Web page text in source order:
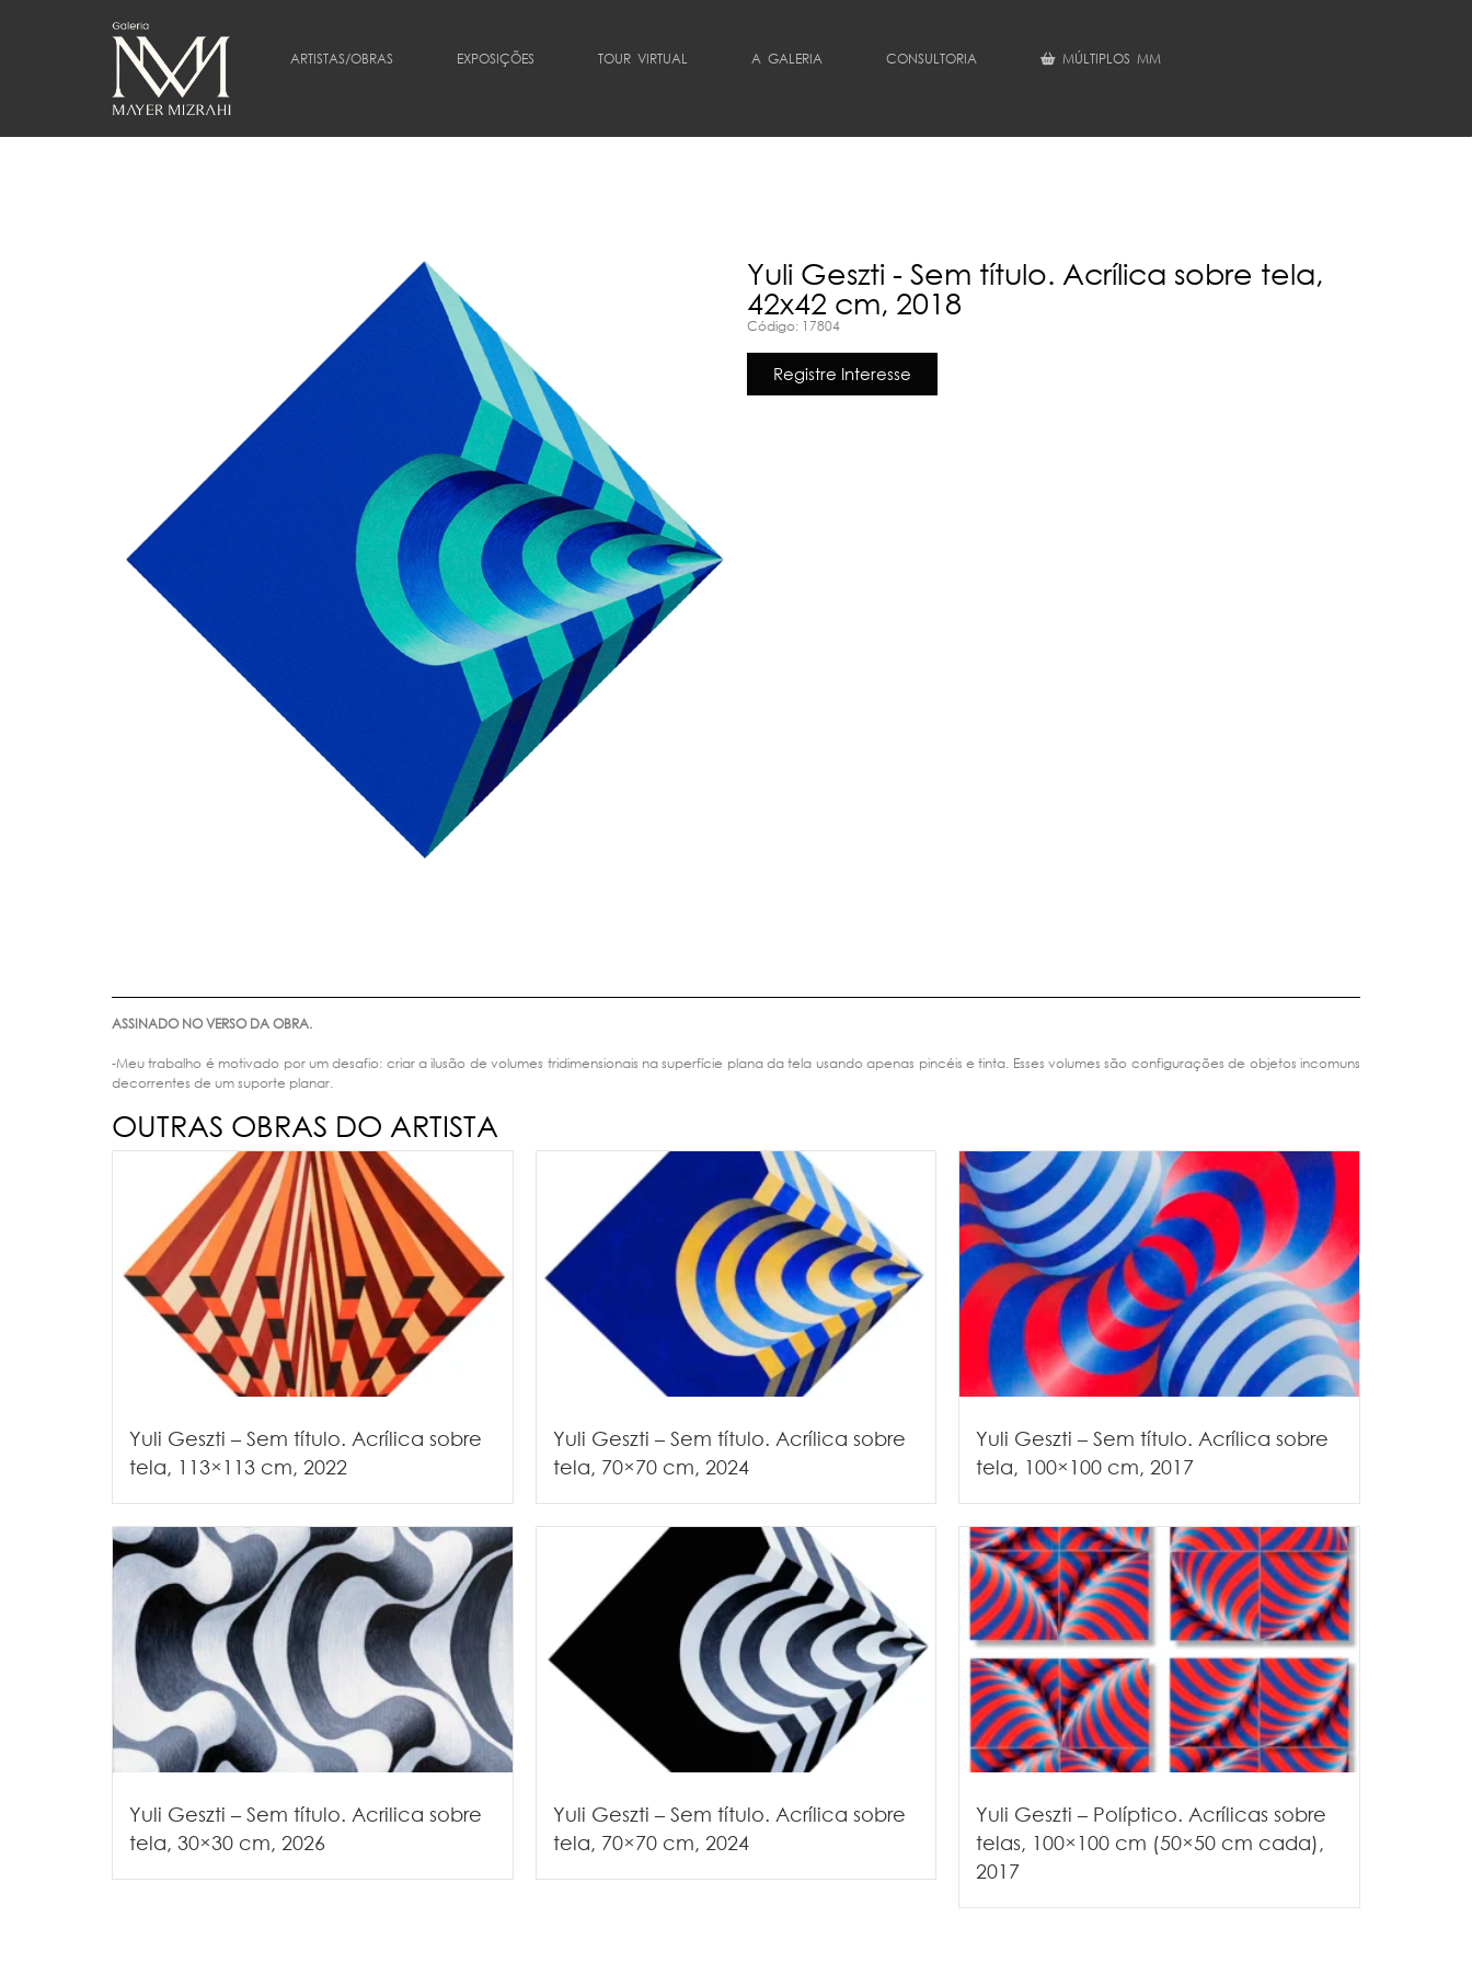
ARTISTAS/OBRAS EXPOSIÇÕES TOUR VIRTUAL A GALERIA CONSULTORIA MÚLTIPLOS MM
Yuli Geszti - Sem título. Acrílica sobre tela,
42x42 cm, 2018
Código: 17804
Registre Interesse
ASSINADO NO VERSO DA OBRA.
-Meu trabalho é motivado por um desafio: criar a ilusão de volumes tridimensionais na superfície plana da tela usando apenas pincéis e tinta. Esses volumes são configurações de objetos incomuns
decorrentes de um suporte planar.
OUTRAS OBRAS DO ARTISTA
Yuli Geszti – Sem título. Acrílica sobre
tela, 113×113 cm, 2022
Yuli Geszti – Sem título. Acrílica sobre
tela, 70×70 cm, 2024
Yuli Geszti – Sem título. Acrílica sobre
tela, 100×100 cm, 2017
Yuli Geszti – Sem título. Acrilica sobre
tela, 30×30 cm, 2026
Yuli Geszti – Sem título. Acrílica sobre
tela, 70×70 cm, 2024
Yuli Geszti – Políptico. Acrílicas sobre
telas, 100×100 cm (50×50 cm cada),
2017